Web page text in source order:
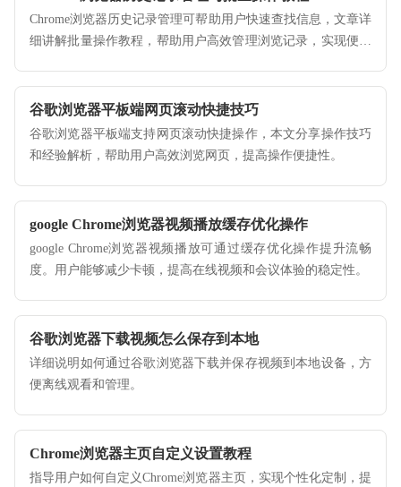
Chrome浏览器历史记录管理可帮助用户快速查找信息，文章详
细讲解批量操作教程，帮助用户高效管理浏览记录，实现便捷
谷歌浏览器平板端网页滚动快捷技巧
谷歌浏览器平板端支持网页滚动快捷操作，本文分享操作技巧
和经验解析，帮助用户高效浏览网页，提高操作便捷性。
google Chrome浏览器视频播放缓存优化操作
google Chrome浏览器视频播放可通过缓存优化操作提升流畅
度。用户能够减少卡顿，提高在线视频和会议体验的稳定性。
谷歌浏览器下载视频怎么保存到本地
详细说明如何通过谷歌浏览器下载并保存视频到本地设备，方
便离线观看和管理。
Chrome浏览器主页自定义设置教程
指导用户如何自定义Chrome浏览器主页，实现个性化定制，提